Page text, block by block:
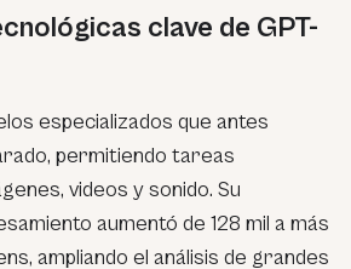
clave de GPT-
especializados que antes
permitiendo tareas
videos y sonido. Su
aumentó de 128 mil a más
ampliando el análisis de grandes